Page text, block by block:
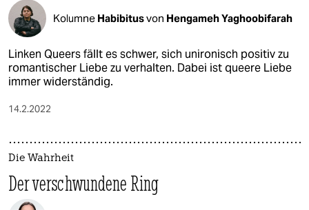
Kolumne Habibitusvon Hengameh Yaghoobifarah
Linken Queers fällt es schwer, sich unironisch positiv zu
romantischer Liebe zu verhalten. Dabei ist queere Liebe
immer widerständig.
14.2.2022
Die Wahrheit
Der verschwundene Ring